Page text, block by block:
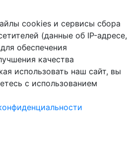
cookies и сервисы сбора
(данные об IP-адресе,
обеспечения
качества
использовать наш сайт, вы
с использованием